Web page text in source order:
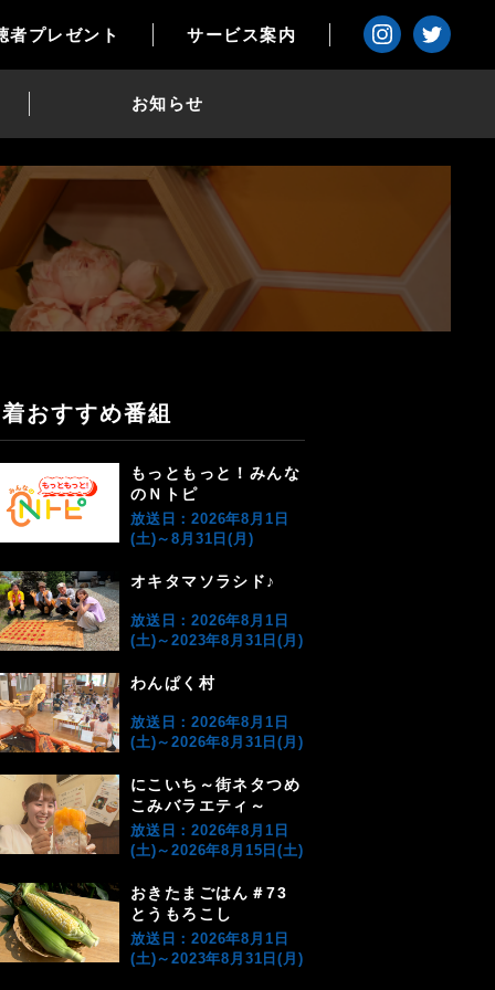
者プレゼント サービス案内
お知らせ
新着おすすめ番組
もっともっと！みんな
のＮトピ
放送日：2026年8月1日
(土)～8月31日(月)
オキタマソラシド♪
放送日：2026年8月1日
(土)～2023年8月31日(月)
わんぱく村
放送日：2026年8月1日
(土)～2026年8月31日(月)
にこいち～街ネタつめ
こみバラエティ～
放送日：2026年8月1日
(土)～2026年8月15日(土)
おきたまごはん＃73
とうもろこし
放送日：2026年8月1日
(土)～2023年8月31日(月)